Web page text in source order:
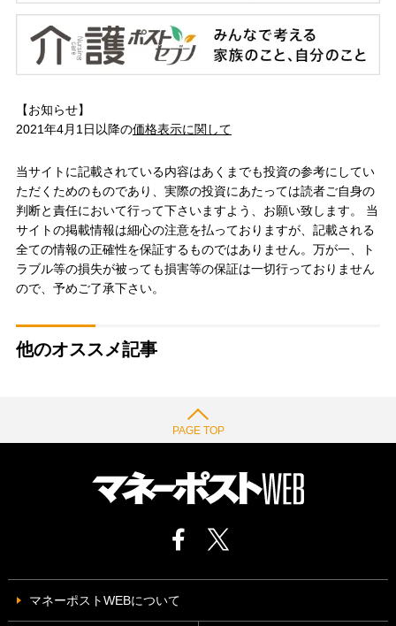
【お知らせ】
2021年4月1日以降の価格表示に関して
当サイトに記載されている内容はあくまでも投資の参考にしてい
ただくためのものであり、実際の投資にあたっては読者ご自身の
判断と責任において行って下さいますよう、お願い致します。 当
サイトの掲載情報は細心の注意を払っておりますが、記載される
全ての情報の正確性を保証するものではありません。万が一、ト
ラブル等の損失が被っても損害等の保証は一切行っておりません
ので、予めご了承下さい。
他のオススメ記事
PAGE TOP
マネーポストWEBについて